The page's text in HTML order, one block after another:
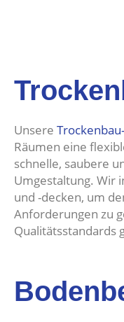
Unsere
Räumen eine
schnelle, saubere
Umgestaltung. Wir
und -decken, um
Anforderungen zu
Qualitätsstandards